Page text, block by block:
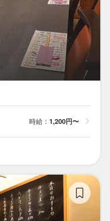
時給： 1,200円〜